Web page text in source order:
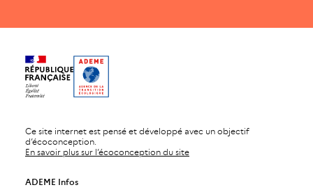
Ce site internet est pensé et développé avec un objectif
d’écoconception.
En savoir plus sur l’écoconception du site
ADEME Infos